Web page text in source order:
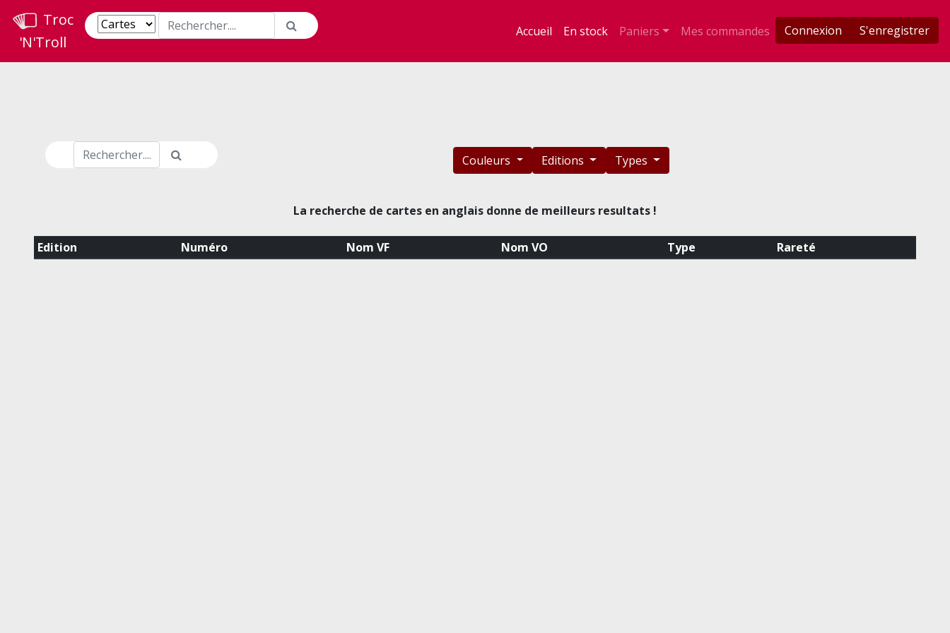
Troc
'N'Troll
Accueil En stock Paniers Mes commandes Connexion S'enregistrer
Couleurs Editions Types
La recherche de cartes en anglais donne de meilleurs resultats !
Edition Numéro Nom VF Nom VO Type Rareté